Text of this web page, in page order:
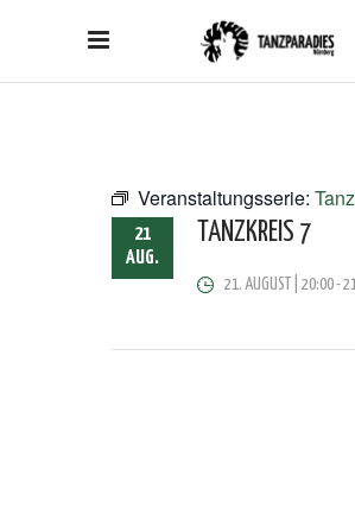
Veranstaltungsserie:
21
AUG.
TANZKREIS 7
21. AUGUST | 20:00-